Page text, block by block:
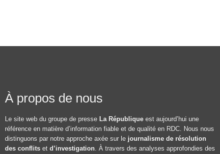
À propos de nous
Le site web du groupe de presse La République est aujourd’hui une
référence en matière d’information fiable et de qualité en RDC. Nous nous
distinguons par notre approche axée sur le journalisme de résolution
des conflits et d’investigation. À travers des analyses approfondies des